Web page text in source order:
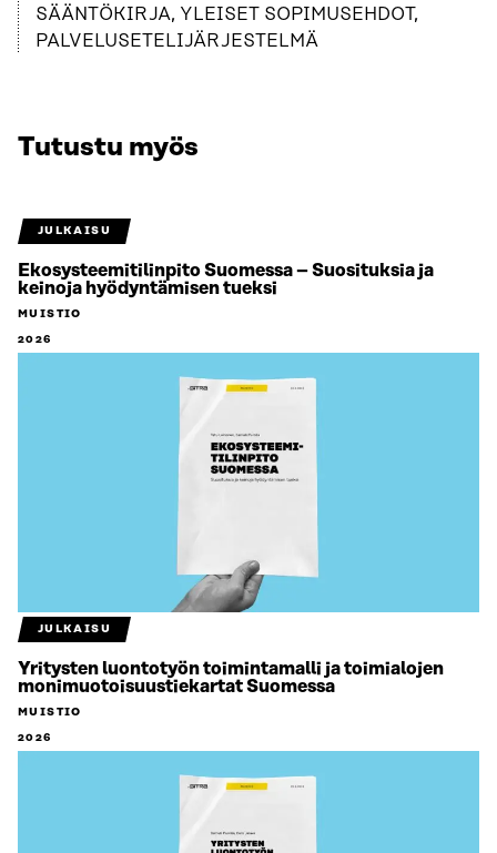
SÄÄNTÖKIRJA, YLEISET SOPIMUSEHDOT,
PALVELUSETELIJÄRJESTELMÄ
Tutustu myös
JULKAISU
Ekosysteemitilinpito Suomessa – Suosituksia ja
keinoja hyödyntämisen tueksi
MUISTIO
2026
JULKAISU
Yritysten luontotyön toimintamalli ja toimialojen
monimuotoisuustiekartat Suomessa
MUISTIO
2026